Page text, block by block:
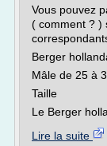
Vous pouvez
( comment ? )
correspondants
Berger
Mâle de 25 à
Taille
Le Berger
Lire la suite